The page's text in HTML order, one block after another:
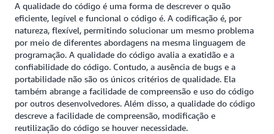
A qualidade do código é uma forma de descrever o quão
eficiente, legível e funcional o código é. A codificação é, por
natureza, flexível, permitindo solucionar um mesmo problema
por meio de diferentes abordagens na mesma linguagem de
programação. A qualidade do código avalia a exatidão e a
confiabilidade do código. Contudo, a ausência de bugs e a
portabilidade não são os únicos critérios de qualidade. Ela
também abrange a facilidade de compreensão e uso do código
por outros desenvolvedores. Além disso, a qualidade do código
descreve a facilidade de compreensão, modificação e
reutilização do código se houver necessidade.